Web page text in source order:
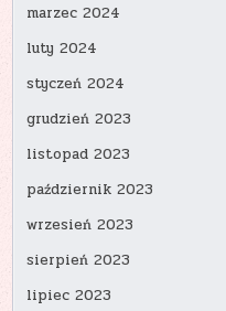
marzec 2024
luty 2024
styczeń 2024
grudzień 2023
listopad 2023
październik 2023
wrzesień 2023
sierpień 2023
lipiec 2023